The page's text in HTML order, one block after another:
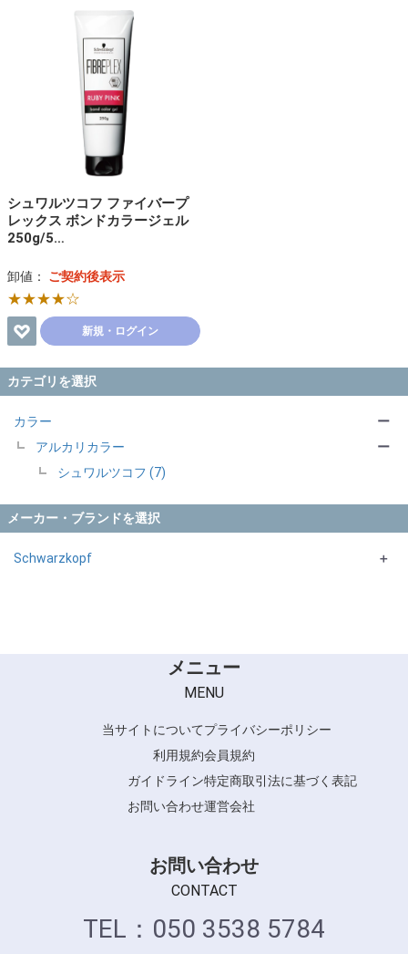
カテゴリを選択
カラー
アルカリカラー
シュワルツコフ (7)
ー
ー
メーカー・ブランドを選択
Schwarzkopf
＋
シュワルツコフ ファイバープ
レックス ボンドカラージェル
250g/5…
卸値： ご契約後表示
★★★★☆
新規・ログイン
メニュー
MENU
当サイトについてプライバシーポリシー
利用規約会員規約
ガイドライン特定商取引法に基づく表記
お問い合わせ運営会社
お問い合わせ
CONTACT
TEL：050 3538 5784